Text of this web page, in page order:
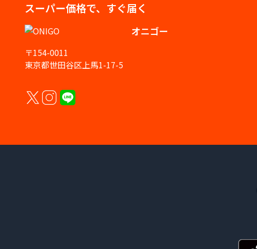
スーパー価格で、すぐ届く
オニゴー
〒154-0011
東京都世田谷区上馬1-17-5